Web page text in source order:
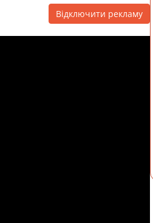
Відключити рекламу